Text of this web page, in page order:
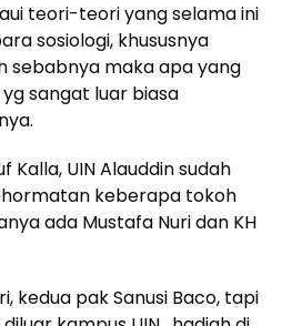
teori-teori yang selama ini
sosiologi, khususnya
sebabnya maka apa yang
sangat luar biasa
Kalla, UIN Alauddin sudah
keberapa tokoh
ada Mustafa Nuri dan KH
kedua pak Sanusi Baco, tapi